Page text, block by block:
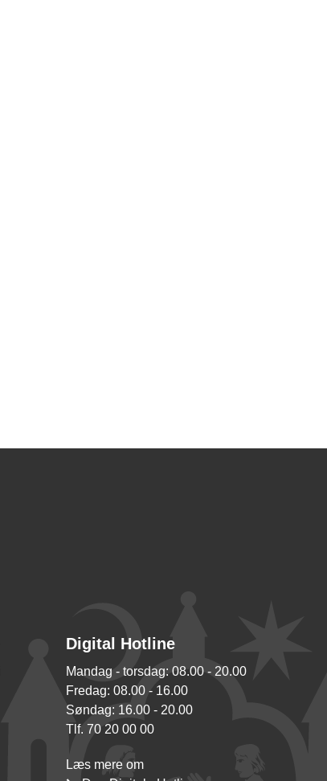
Digital Hotline
Mandag - torsdag: 08.00 - 20.00
Fredag: 08.00 - 16.00
Søndag: 16.00 - 20.00
Tlf. 70 20 00 00
Læs mere om